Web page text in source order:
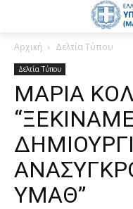
Αρχική Δελτία Τύπου
Δελτία Τύπου
ΜΑΡΙΑ
ΥΜΑΘ”